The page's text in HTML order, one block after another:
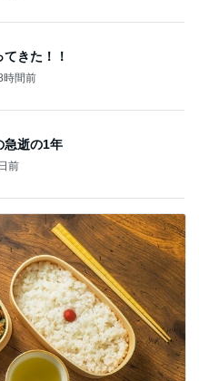
きた！！
時間前
急逝の1年
前